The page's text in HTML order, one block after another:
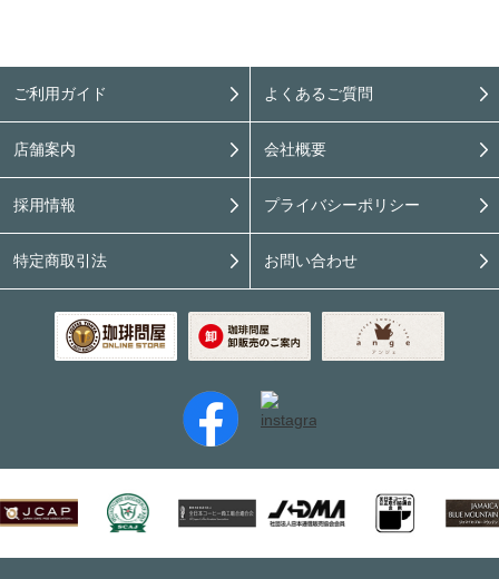
ご利用ガイド よくあるご質問
店舗案内 会社概要
採用情報 プライバシーポリシー
特定商取引法 お問い合わせ